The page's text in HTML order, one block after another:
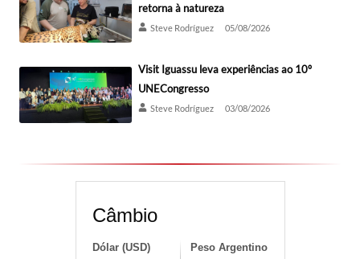
retorna à natureza
Steve Rodríguez 05/08/2026
Visit Iguassu leva experiências ao 10º
UNECongresso
Steve Rodríguez 03/08/2026
Câmbio
Dólar (USD) Peso Argentino